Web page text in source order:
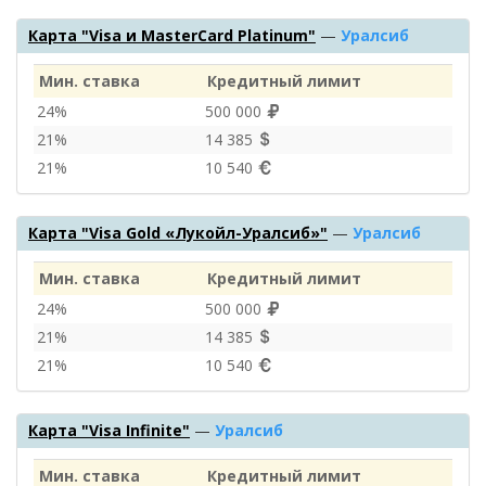
Карта "Visa и MasterCard Platinum" — Уралсиб
Мин. ставка
Кредитный лимит
24%
500 000
21%
14 385
21%
10 540
Карта "Visa Gold «Лукойл-Уралсиб»" — Уралсиб
Мин. ставка
Кредитный лимит
24%
500 000
21%
14 385
21%
10 540
Карта "Visa Infinite" — Уралсиб
Мин. ставка Кредитный лимит